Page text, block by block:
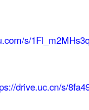
s/
drive.uc.cn/s/